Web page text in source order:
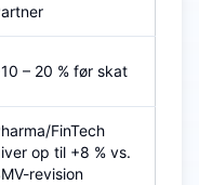
– 20 % før skat
FinTech
op til +8 % vs.
revision